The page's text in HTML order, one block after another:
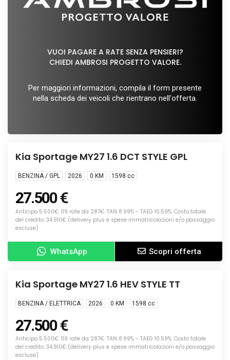
VUOI PAGARE A RATE SENZA PENSIERI?
CHIEDI AMBROSI PROGETTO VALORE.
Per maggiori informazioni, compila il form presente
nella scheda dei veicoli che rientrano nell'offerta.
NUOVA
Kia Sportage MY27 1.6 DCT STYLE GPL
BENZINA / GPL 2026 0 KM 1598 cc
27.500 €
Anticipo 5.500€. 119 rate da 287€. TAN 8.99% - TAEG 10.59%. Costo totale
del credito: 34.910€ (delivery plus e spese immatricolazioni e/o passaggio
escluse)
WhatsApp Scopri offerta
NUOVA
Info
Kia Sportage MY27 1.6 HEV STYLE TT
BENZINA / ELETTRICA 2026 0 KM 1598 cc
27.500 €
Anticipo 5.500€. 119 rate da 287€. TAN 8.99% - TAEG 10.59%. Costo totale
del credito: 34.910€ (delivery plus e spese immatricolazioni e/o passaggio
escluse)